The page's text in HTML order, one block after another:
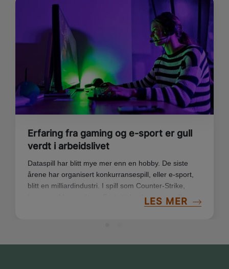
Erfaring fra gaming og e-sport er gull
verdt i arbeidslivet
Dataspill har blitt mye mer enn en hobby. De siste
årene har organisert konkurransespill, eller e-sport,
blitt en milliardindustri. I spill som Counter-Strike,
League of Legends og Fortnite konkurrerer spillerne
LES MER